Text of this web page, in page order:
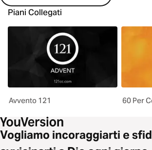
Piani Collegati
Avvento 121 60 Per
Vogliamo incoraggiarti e